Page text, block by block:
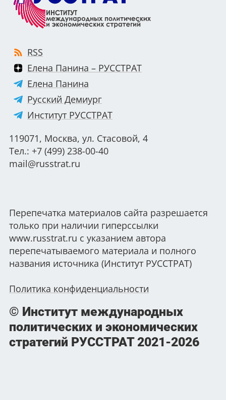
RSS
Елена Панина – РУССТРАТ
Елена Панина
Русский Демиург
Институт РУССТРАТ
119071, Москва, ул. Стасовой, 4
Тел.: +7 (499) 238-00-40
mail@russtrat.ru
Перепечатка материалов сайта разрешается
только при наличии гиперссылки
www.russtrat.ru с указанием автора
перепечатываемого материала и полного
названия источника (Институт РУССТРАТ)
Политика конфиденциальности
© Институт международных
политических и экономических
стратегий РУССТРАТ2021-2026